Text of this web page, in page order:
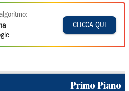
CLICCA QUI
Primo Piano